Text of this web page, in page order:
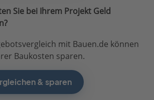
Sie bei Ihrem Projekt Geld
mit Bauen.de können
Baukosten sparen.
& sparen